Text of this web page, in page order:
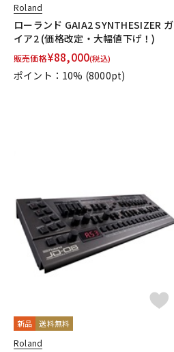
Roland
ローランド GAIA2 SYNTHESIZER ガ
イア2 (価格改定・大幅値下げ！)
販売価格¥88,000(税込)
ポイント：10% (8000pt)
新品 送料無料
Roland